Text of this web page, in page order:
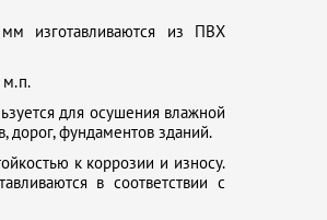
изготавливаются из ПВХ
м.п.
для осушения влажной
дорог, фундаментов зданий.
к коррозии и износу.
в соответствии с